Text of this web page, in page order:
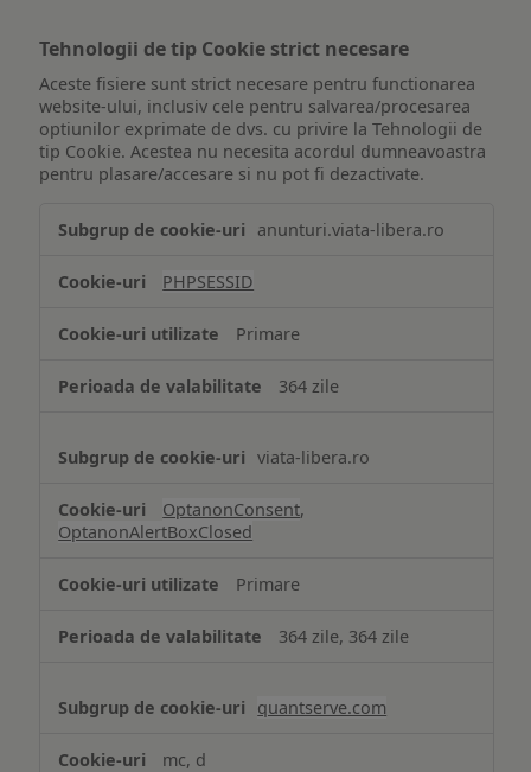
Tehnologii de tip Cookie strict necesare
Aceste fisiere sunt strict necesare pentru functionarea
website-ului, inclusiv cele pentru salvarea/procesarea
optiunilor exprimate de dvs. cu privire la Tehnologii de
tip Cookie. Acestea nu necesita acordul dumneavoastra
pentru plasare/accesare si nu pot fi dezactivate.
de
Cookie
necesare
anunturi.viata-libera.ro
PHPSESSID
Primare
364 zile
viata-libera.ro
OptanonConsent,
OptanonAlertBoxClosed
Primare
364 zile, 364 zile
quantserve.com
mc, d